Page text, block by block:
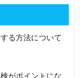
る方法について
がポイントにな